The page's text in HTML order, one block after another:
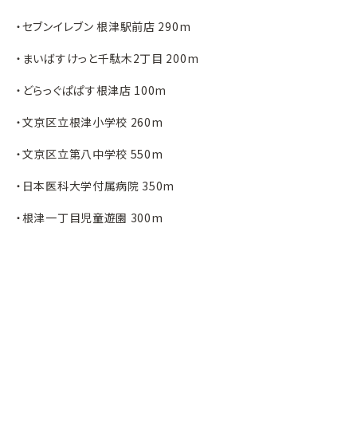
・セブンイレブン 根津駅前店 290m
・まいばすけっと千駄木2丁目 200m
・どらっぐぱぱす根津店 100m
・文京区立根津小学校 260m
・文京区立第八中学校 550m
・日本医科大学付属病院 350m
・根津一丁目児童遊園 300m